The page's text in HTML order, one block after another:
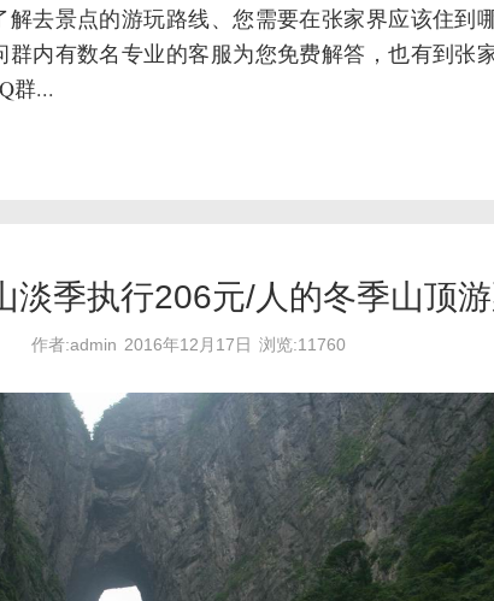
解去景点的游玩路线、您需要在张家界应该住到
内有数名专业的客服为您免费解答，也有到张
群...
淡季执行206元/人的冬季山顶
作者:admin 2016年12月17日 浏览:11760